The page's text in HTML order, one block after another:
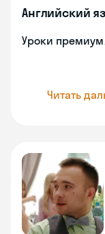
Английский
Уроки премиум
Читать